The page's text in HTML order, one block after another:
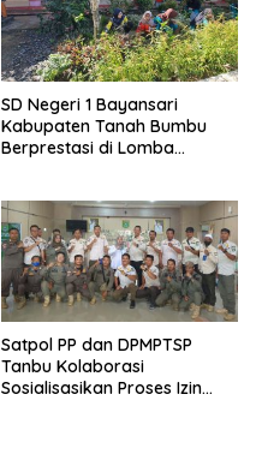
SD Negeri 1 Bayansari
Kabupaten Tanah Bumbu
Berprestasi di Lomba
Satpol PP dan DPMPTSP
Tanbu Kolaborasi
Sosialisasikan Proses Izin